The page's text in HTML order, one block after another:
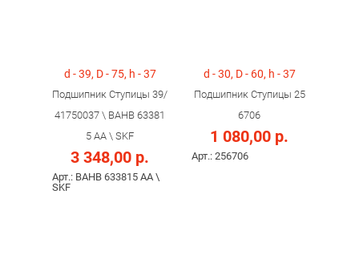
d - 39, D - 75, h - 37
Подшипник Ступицы 39/
41750037 \ BAHB 63381
5 AA \ SKF
3 348,00 р.
Арт.: BAHB 633815 AA \
SKF
d - 30, D - 60, h - 37
Подшипник Ступицы 25
6706
1 080,00 р.
Арт.: 256706